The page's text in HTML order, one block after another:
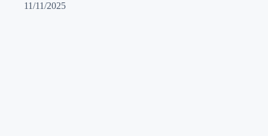
11/11/2025